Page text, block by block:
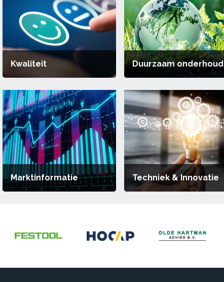
Kwaliteit Duurzaam onderhoud
Marktinformatie Techniek & Innovatie